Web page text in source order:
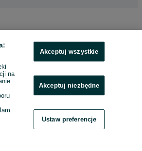
na
Akceptuj wszystkie
Akceptuj niezbędne
Ustaw preferencje